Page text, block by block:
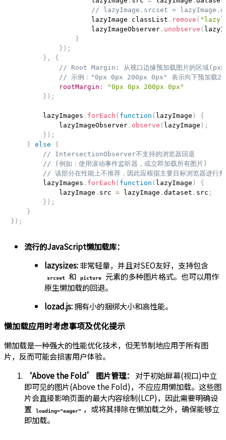
// lazyImage.srcset =
                    lazyImage
. classList . remove (
                    lazyImageObserver
. unobserve (
}
} ) ;
} ,
{
// Root Margin: 从视口边缘预加载图片的区域(px
// 示例："0px 0px 200px 0px" 表示向下预加载
rootMargin :
"0px 0px 200px 0px"
} ) ;
        lazyImages
. forEach ( function ( lazyImage )
{
            lazyImageObserver
. observe ( lazyImage ) ;
} ) ;
} else
{
// IntersectionObserver不支持的浏览器回退
// (例如：使用滚动事件监听器，或立即加载所有图片)
// 该部分在性能上不推荐，因此应根据主要目标浏览器进行
        lazyImages
. forEach ( function ( lazyImage )
{
            lazyImage
. src = lazyImage . dataset . src ;
} ) ;
}
} ) ;
流行的JavaScript懒加载库：
lazysizes:非常轻量，并且对SEO友好，支持包含
srcset 和 picture
元素的多种图片格式。也可以用作
原生懒加载的回退。
lozad.js:拥有小的捆绑大小和高性能。
懒加载应用时考虑事项及优化提示
懒加载是一种强大的性能优化技术，但无节制地应用于所有图
片，反而可能会损害用户体验。
‘Above the Fold’ 图片管理： 对于初始屏幕(视口)中立
即可见的图片(Above the Fold)，不应应用懒加载。这些图
片会直接影响页面的最大内容绘制(LCP)，因此需要明确设
置
loading="eager" ，或将其排除在懒加载之外，确保能够立
即加载。